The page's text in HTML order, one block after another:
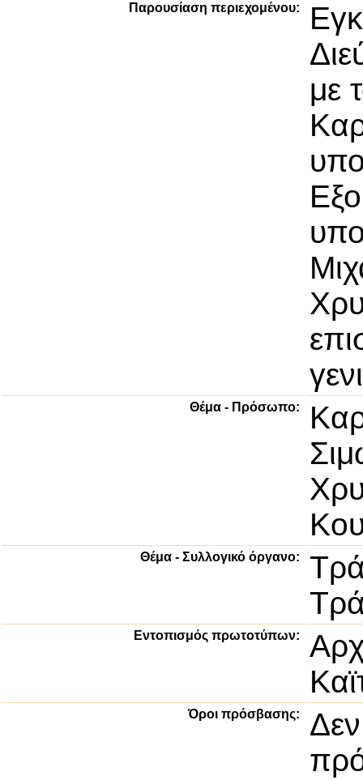
Παρουσίαση περιεχομένου:
με
Θέμα - Πρόσωπο:
Θέμα - Συλλογικό όργανο:
Εντοπισμός πρωτοτύπων:
Όροι πρόσβασης: